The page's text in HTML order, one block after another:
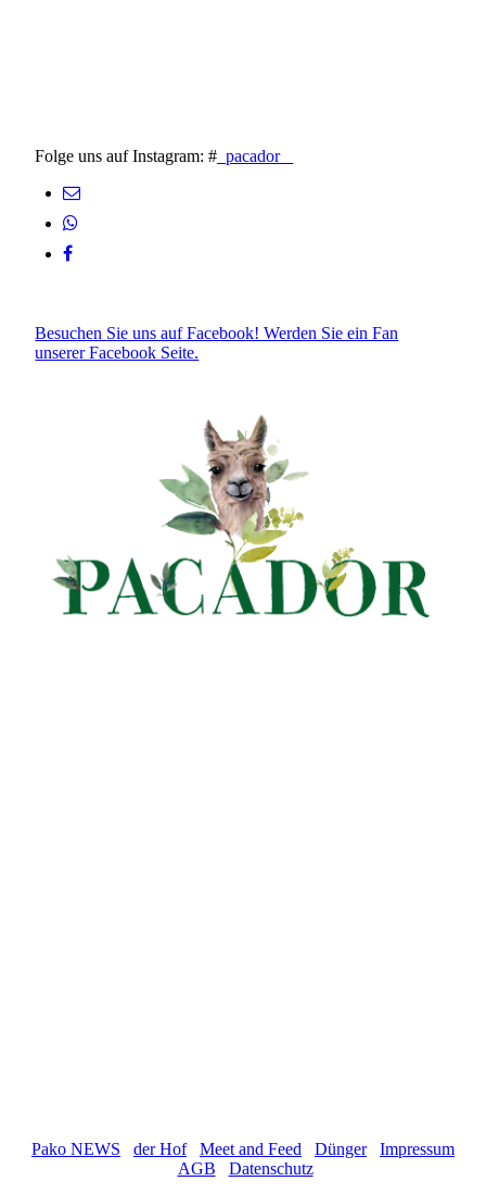
Folge uns auf Instagram: # _pacador_
Besuchen Sie uns auf Facebook! Werden Sie ein Fan
unserer Facebook Seite.
Pako NEWS der Hof Meet and Feed Dünger
Impressum
AGB
Datenschutz